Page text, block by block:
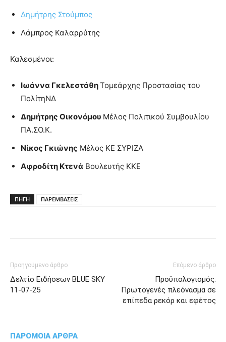
Δημήτρης Στούμπος
Λάμπρος Καλαρρύτης
Καλεσμένοι:
Ιωάννα ΓκελεστάθηΤομεάρχης Προστασίας του
ΠολίτηΝΔ
Δημήτρης Οικονόμου Μέλος Πολιτικού Συμβουλίου
ΠΑ.ΣΟ.Κ.
Νίκος Γκιώνης Μέλος ΚΕ ΣΥΡΙΖΑ
Αφροδίτη Κτενά Βουλευτής ΚΚΕ
ΠΗΓΗ ΠΑΡΕΜΒΑΣΕΙΣ
Προηγούμενο άρθρο
Δελτίο Ειδήσεων BLUE SKY
11-07-25
Επόμενο άρθρο
Προϋπολογισμός:
Πρωτογενές πλεόνασμα σε
επίπεδα ρεκόρ και εφέτος
ΠΑΡΟΜΟΙΑ ΑΡΘΡΑ